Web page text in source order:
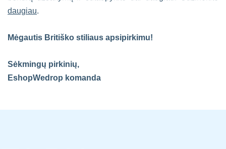
daugiau.
Mėgautis Britiško stiliaus apsipirkimu!
Sėkmingų pirkinių,
EshopWedrop komanda